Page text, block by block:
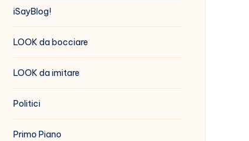
iSayBlog!
LOOK da bocciare
LOOK da imitare
Politici
Primo Piano